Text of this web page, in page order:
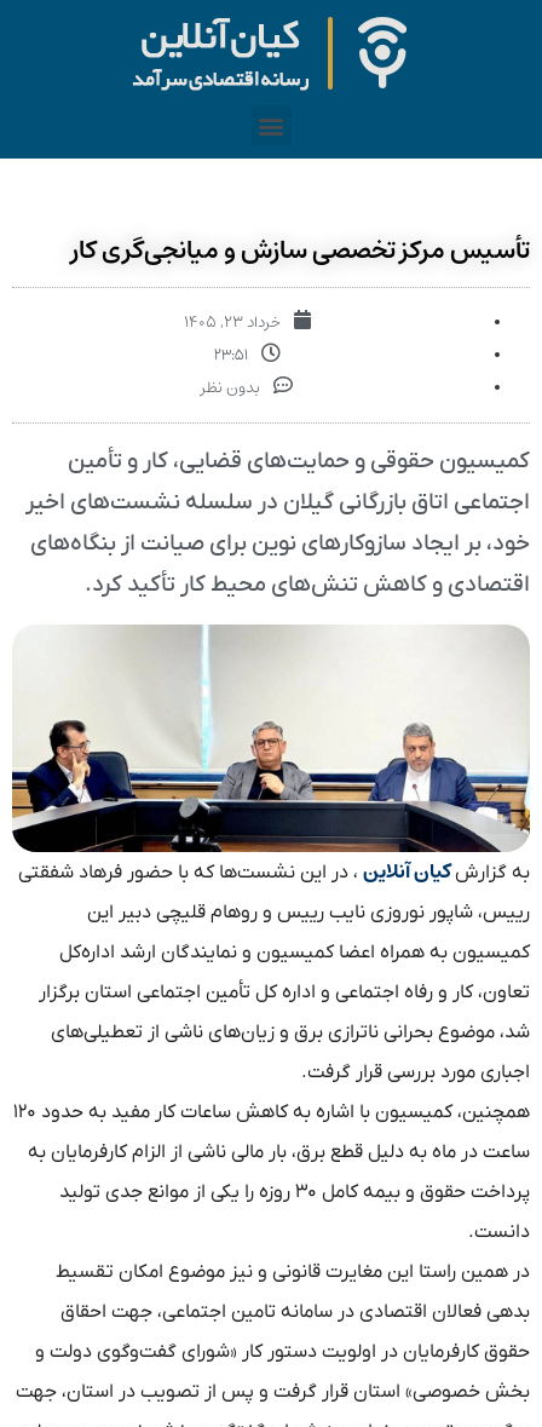
تأسیس مرکز تخصصی سازش و میانجی‌گری کار
خرداد ۲۳, ۱۴۰۵
۲۳:۵۱
بدون نظر
کمیسیون حقوقی و حمایت‌های قضایی، کار و تأمین
اجتماعی اتاق بازرگانی گیلان در سلسله نشست‌های اخیر
خود، بر ایجاد سازوکارهای نوین برای صیانت از بنگاه‌های
اقتصادی و کاهش تنش‌های محیط کار تأکید کرد.
به گزارشکیان آنلاین ، در این نشست‌ها که با حضور فرهاد شفقتی
رییس، شاپور نوروزی نایب رییس و روهام قلیچی دبیر این
کمیسیون به همراه اعضا کمیسیون و نمایندگان ارشد اداره‌کل
تعاون، کار و رفاه اجتماعی و اداره کل تأمین اجتماعی استان برگزار
شد، موضوع بحرانی ناترازی برق و زیان‌های ناشی از تعطیلی‌های
اجباری مورد بررسی قرار گرفت.
همچنین، کمیسیون با اشاره به کاهش ساعات کار مفید به حدود ۱۲۰
ساعت در ماه به دلیل قطع برق، بار مالی ناشی از الزام کارفرمایان به
پرداخت حقوق و بیمه کامل ۳۰ روزه را یکی از موانع جدی تولید
دانست.
در همین راستا این مغایرت قانونی و نیز موضوع امکان تقسیط
بدهی فعالان اقتصادی در سامانه تامین اجتماعی، جهت احقاق
حقوق کارفرمایان در اولویت دستور کار «شورای گفت‌وگوی دولت و
بخش خصوصی» استان قرار گرفت و پس از تصویب در استان، جهت